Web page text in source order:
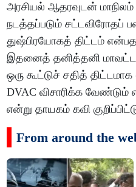
அரசியல் ஆதரவுடன்
நடத்தப்படும் சட்டவிரோதப்
துஷ்பிரயோகத் திட்டம்
இதனைத் தனித்தனி மாவட்டப்
ஒரு கூட்டுச் சதித் திட்டமாக
DVAC விசாரிக்க
என்று தாயகம் கவி
From around the